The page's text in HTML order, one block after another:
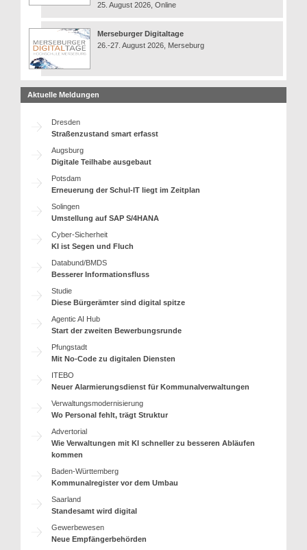
25. August 2026, Online
Merseburger Digitaltage
26.-27. August 2026, Merseburg
Aktuelle Meldungen
Dresden
Straßenzustand smart erfasst
Augsburg
Digitale Teilhabe ausgebaut
Potsdam
Erneuerung der Schul-IT liegt im Zeitplan
Solingen
Umstellung auf SAP S/4HANA
Cyber-Sicherheit
KI ist Segen und Fluch
Databund/BMDS
Besserer Informationsfluss
Studie
Diese Bürgerämter sind digital spitze
Agentic AI Hub
Start der zweiten Bewerbungsrunde
Pfungstadt
Mit No-Code zu digitalen Diensten
ITEBO
Neuer Alarmierungsdienst für Kommunalverwaltungen
Verwaltungsmodernisierung
Wo Personal fehlt, trägt Struktur
Advertorial
Wie Verwaltungen mit KI schneller zu besseren Abläufen
kommen
Baden-Württemberg
Kommunalregister vor dem Umbau
Saarland
Standesamt wird digital
Gewerbewesen
Neue Empfängerbehörden